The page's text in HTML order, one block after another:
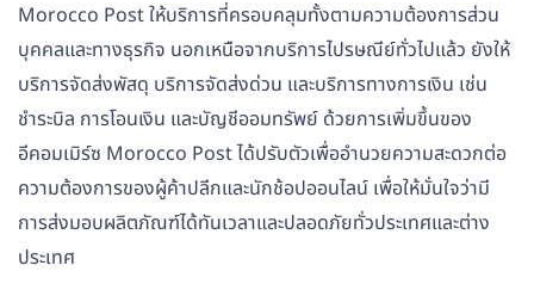
Morocco Post ให้บริการที่ครอบคลุมทั้งตามความต้องการส่วน
บุคคลและทางธุรกิจ นอกเหนือจากบริการไปรษณีย์ทั่วไปแล้ว ยังให้
บริการจัดส่งพัสดุ บริการจัดส่งด่วน และบริการทางการเงิน เช่น
ชำระบิล การโอนเงิน และบัญชีออมทรัพย์ ด้วยการเพิ่มขึ้นของ
อีคอมเมิร์ซ Morocco Post ได้ปรับตัวเพื่ออำนวยความสะดวกต่อ
ความต้องการของผู้ค้าปลีกและนักช้อปออนไลน์ เพื่อให้มั่นใจว่ามี
การส่งมอบผลิตภัณฑ์ได้ทันเวลาและปลอดภัยทั่วประเทศและต่าง
ประเทศ